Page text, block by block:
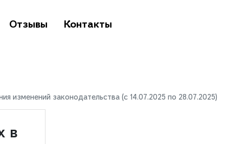
Отзывы Контакты
изменений законодательства (с 14.07.2025 по 28.07.2025)
в